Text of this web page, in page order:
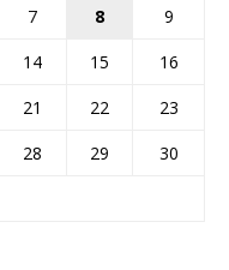
7 8
9
14 15
16
21 22
23
28 29
30